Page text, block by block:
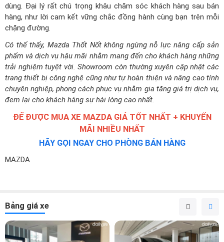
dùng. Đại lý rất chú trọng khâu chăm sóc khách hàng sau bán
hàng, như lời cam kết vững chắc đồng hành cùng bạn trên mỗi
chặng đường.
Có thể thấy, Mazda Thốt Nốt không ngừng nỗ lực nâng cấp sản
phẩm và dịch vụ hậu mãi nhằm mang đến cho khách hàng những
trải nghiệm tuyệt vời. Showroom còn thường xuyên cập nhật các
trang thiết bị công nghệ cũng như tự hoàn thiện và nâng cao tính
chuyên nghiệp, phong cách phục vụ nhằm gia tăng giá trị dịch vụ,
đem lại cho khách hàng sự hài lòng cao nhất.
ĐỂ ĐƯỢC MUA XE MAZDA GIÁ TỐT NHẤT + KHUYẾN
MÃI NHIỀU NHẤT
HÃY GỌI NGAY CHO PHÒNG BÁN HÀNG
MAZDA
Bảng giá xe